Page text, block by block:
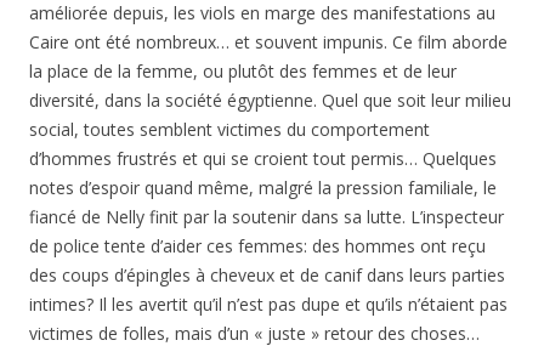
améliorée depuis, les viols en marge des manifestations au
Caire ont été nombreux… et souvent impunis. Ce film aborde
la place de la femme, ou plutôt des femmes et de leur
diversité, dans la société égyptienne. Quel que soit leur milieu
social, toutes semblent victimes du comportement
d’hommes frustrés et qui se croient tout permis… Quelques
notes d’espoir quand même, malgré la pression familiale, le
fiancé de Nelly finit par la soutenir dans sa lutte. L’inspecteur
de police tente d’aider ces femmes: des hommes ont reçu
des coups d’épingles à cheveux et de canif dans leurs parties
intimes? Il les avertit qu’il n’est pas dupe et qu’ils n’étaient pas
victimes de folles, mais d’un « juste » retour des choses…